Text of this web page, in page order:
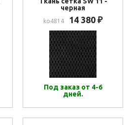
черная
ko4814 14 380 ₽
Под заказ от 4-6
дней.